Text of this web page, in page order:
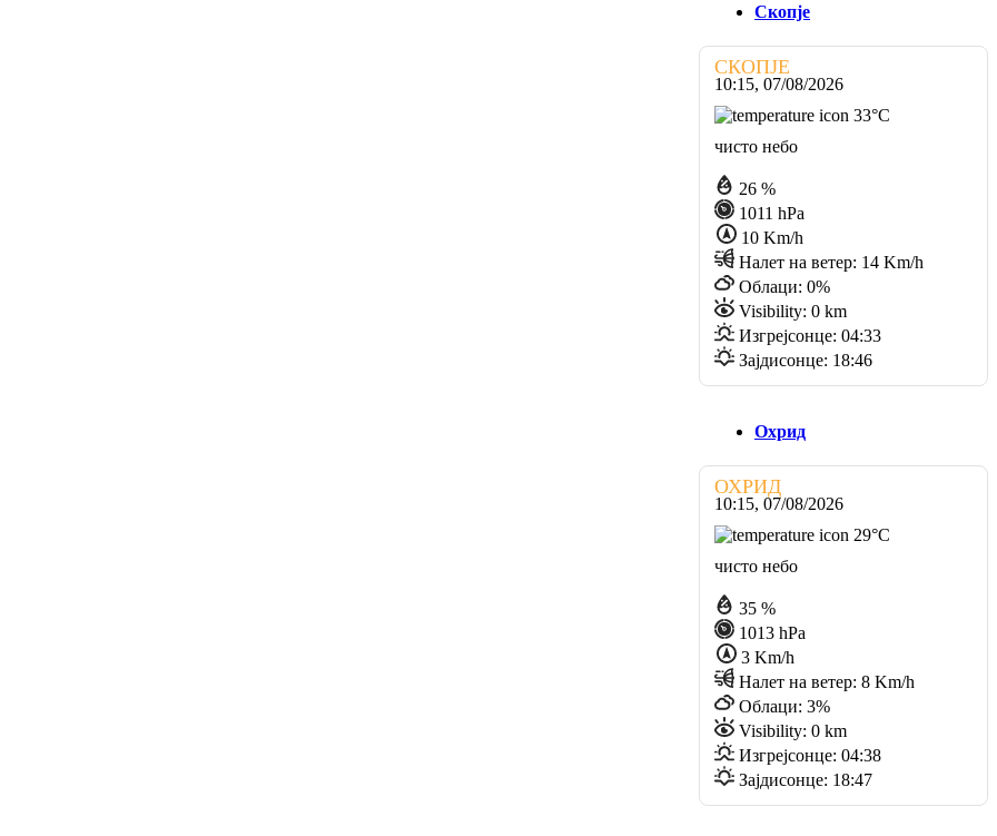
Скопје
СКОПЈЕ
10:15, 07/08/2026
33°C
чисто небо
26 %
1011 hPa
10 Km/h
Налет на ветер: 14 Km/h
Облаци: 0%
Visibility: 0 km
Изгрејсонце: 04:33
Зајдисонце: 18:46
Охрид
ОХРИД
10:15, 07/08/2026
29°C
чисто небо
35 %
1013 hPa
3 Km/h
Налет на ветер: 8 Km/h
Облаци: 3%
Visibility: 0 km
Изгрејсонце: 04:38
Зајдисонце: 18:47